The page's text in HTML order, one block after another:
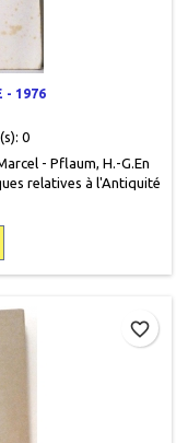
- 1976
0
- Pflaum, H.-G. En
relatives à l'Antiquité
15,5 x 24, 315 pages,
sur la couverture.
à papier deux
favorite_border